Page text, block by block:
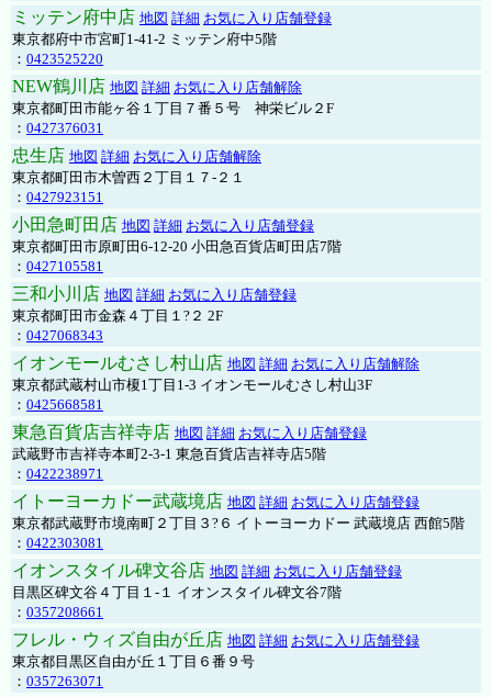
ミッテン府中店 地図 詳細 お気に入り店舗登録
東京都府中市宮町1-41-2 ミッテン府中5階
： 0423525220
NEW鶴川店 地図 詳細 お気に入り店舗解除
東京都町田市能ヶ谷１丁目７番５号 神栄ビル２F
： 0427376031
忠生店 地図 詳細 お気に入り店舗解除
東京都町田市木曽西２丁目１７-２１
： 0427923151
小田急町田店 地図 詳細 お気に入り店舗登録
東京都町田市原町田6-12-20 小田急百貨店町田店7階
： 0427105581
三和小川店 地図 詳細 お気に入り店舗登録
東京都町田市金森４丁目１?２ 2F
： 0427068343
イオンモールむさし村山店 地図 詳細 お気に入り店舗解除
東京都武蔵村山市榎1丁目1-3 イオンモールむさし村山3F
： 0425668581
東急百貨店吉祥寺店 地図 詳細 お気に入り店舗登録
武蔵野市吉祥寺本町2-3-1 東急百貨店吉祥寺店5階
： 0422238971
イトーヨーカドー武蔵境店 地図 詳細 お気に入り店舗登録
東京都武蔵野市境南町２丁目３?６ イトーヨーカドー 武蔵境店 西館5階
： 0422303081
イオンスタイル碑文谷店 地図 詳細 お気に入り店舗登録
目黒区碑文谷４丁目１-１ イオンスタイル碑文谷7階
： 0357208661
フレル・ウィズ自由が丘店 地図 詳細 お気に入り店舗登録
東京都目黒区自由が丘１丁目６番９号
： 0357263071